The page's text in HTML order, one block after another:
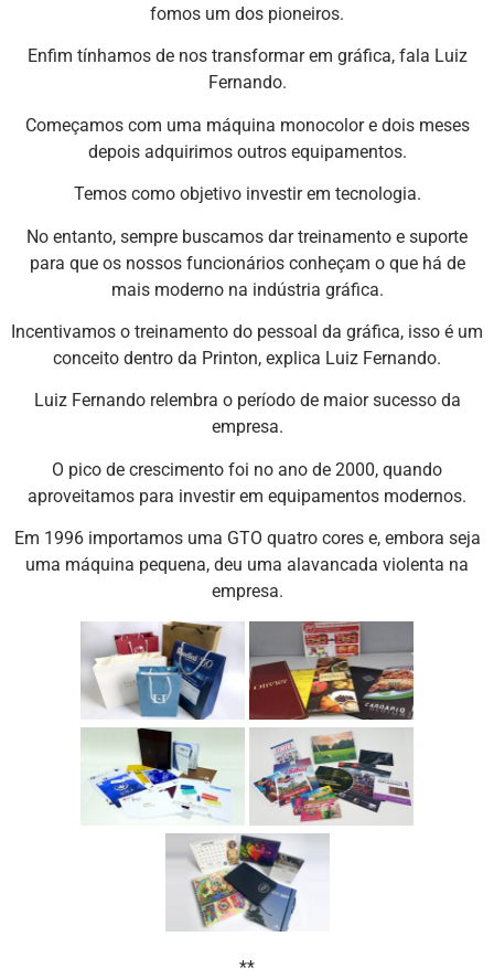
fomos um dos pioneiros.
Enfim tínhamos de nos transformar em gráfica, fala Luiz
Fernando.
Começamos com uma máquina monocolor e dois meses
depois adquirimos outros equipamentos.
Temos como objetivo investir em tecnologia.
No entanto, sempre buscamos dar treinamento e suporte
para que os nossos funcionários conheçam o que há de
mais moderno na indústria gráfica.
Incentivamos o treinamento do pessoal da gráfica, isso é um
conceito dentro da Printon, explica Luiz Fernando.
Luiz Fernando relembra o período de maior sucesso da
empresa.
O pico de crescimento foi no ano de 2000, quando
aproveitamos para investir em equipamentos modernos.
Em 1996 importamos uma GTO quatro cores e, embora seja
uma máquina pequena, deu uma alavancada violenta na
empresa.
**